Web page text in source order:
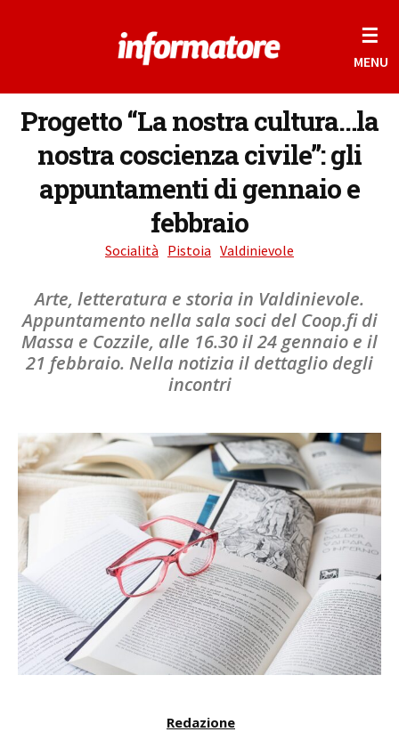
☰
MENU
Progetto “La nostra cultura…la
nostra coscienza civile”: gli
appuntamenti di gennaio e
febbraio
Socialità Pistoia Valdinievole
Arte, letteratura e storia in Valdinievole.
Appuntamento nella sala soci del Coop.fi di
Massa e Cozzile, alle 16.30 il 24 gennaio e il
21 febbraio. Nella notizia il dettaglio degli
incontri
Redazione